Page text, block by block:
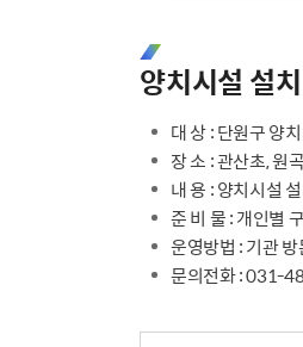
양치시설 설
대 상 : 단원구 양
장 소 : 관산초, 원
내 용 : 양치시설
준 비 물 : 개인별
운영방법 : 기관
문의전화 : 031-